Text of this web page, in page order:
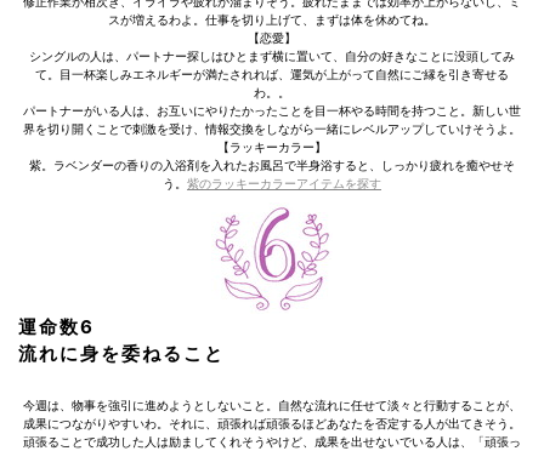
スが増えるわよ。仕事を切り上げて、まずは体を休めてね。
【恋愛】
シングルの人は、パートナー探しはひとまず横に置いて、自分の好きなことに没頭してみ
て。目一杯楽しみエネルギーが満たされれば、運気が上がって自然にご縁を引き寄せる
わ。。
パートナーがいる人は、お互いにやりたかったことを目一杯やる時間を持つこと。新しい世
界を切り開くことで刺激を受け、情報交換をしながら一緒にレベルアップしていけそうよ。
【ラッキーカラー】
紫。ラベンダーの香りの入浴剤を入れたお風呂で半身浴すると、しっかり疲れを癒やせそ
う。 紫のラッキーカラーアイテムを探す
運命数6
流れに身を委ねること
今週は、物事を強引に進めようとしないこと。自然な流れに任せて淡々と行動することが、
成果につながりやすいわ。それに、頑張れば頑張るほどあなたを否定する人が出てきそう。
頑張ることで成功した人は励ましてくれそうやけど、成果を出せないでいる人は、「頑張っ